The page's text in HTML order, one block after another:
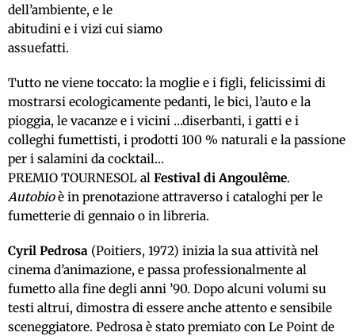
dell’ambiente, e le
abitudini e i vizi cui siamo
assuefatti.
Tutto ne viene toccato: la moglie e i figli, felicissimi di
mostrarsi ecologicamente pedanti, le bici, l’auto e la
pioggia, le vacanze e i vicini …diserbanti, i gatti e i
colleghi fumettisti, i prodotti 100 % naturali e la passione
per i salamini da cocktail…
PREMIO TOURNESOL al Festival di Angoulême.
Autobioè in prenotazione attraverso i cataloghi per le
fumetterie di gennaio o in libreria.
Cyril Pedrosa (Poitiers, 1972) inizia la sua attività nel
cinema d’animazione, e passa professionalmente al
fumetto alla fine degli anni ’90. Dopo alcuni volumi su
testi altrui, dimostra di essere anche attento e sensibile
sceneggiatore. Pedrosa è stato premiato con Le Point de